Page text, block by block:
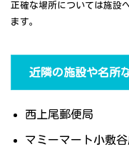
正確な場所については施設
ます。
近隣の施設や名所
西上尾郵便局
マミーマート小敷谷